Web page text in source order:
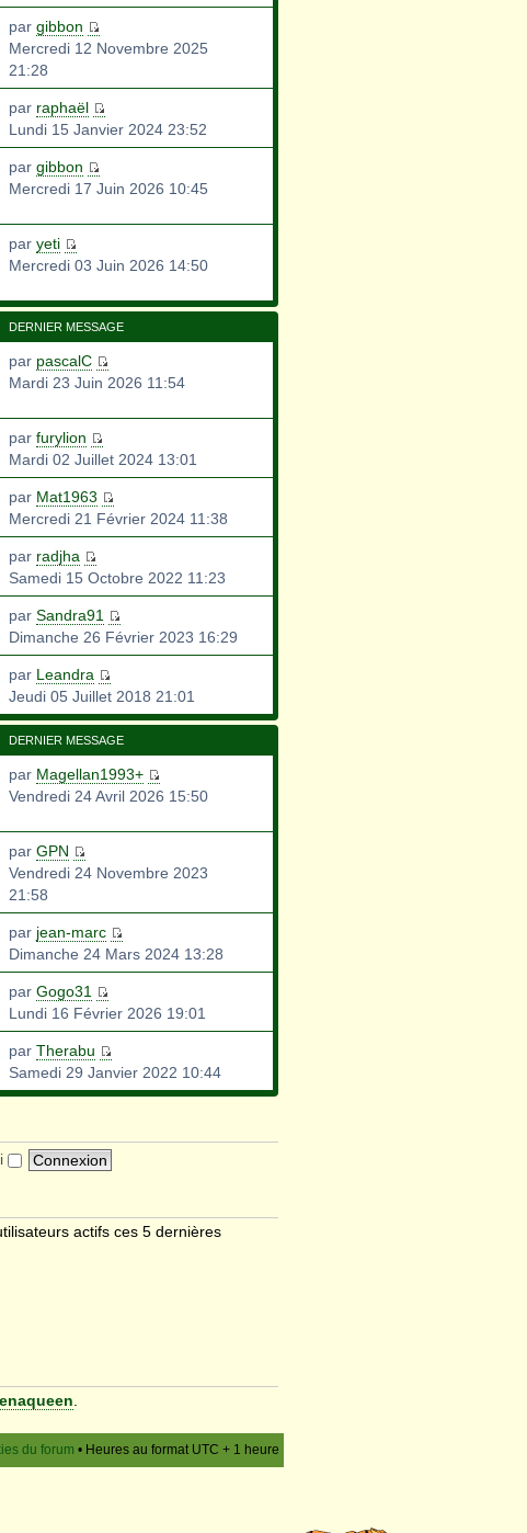
par gibbon
Mercredi 12 Novembre 2025
21:28
par raphaël
Lundi 15 Janvier 2024 23:52
par gibbon
Mercredi 17 Juin 2026 10:45
par yeti
Mercredi 03 Juin 2026 14:50
DERNIER MESSAGE
par pascalC
Mardi 23 Juin 2026 11:54
par furylion
Mardi 02 Juillet 2024 13:01
par Mat1963
Mercredi 21 Février 2024 11:38
par radjha
Samedi 15 Octobre 2022 11:23
par Sandra91
Dimanche 26 Février 2023 16:29
par Leandra
Jeudi 05 Juillet 2018 21:01
DERNIER MESSAGE
par Magellan1993+
Vendredi 24 Avril 2026 15:50
par GPN
Vendredi 24 Novembre 2023
21:58
par jean-marc
Dimanche 24 Mars 2024 13:28
par Gogo31
Lundi 16 Février 2026 19:01
par Therabu
Samedi 29 Janvier 2022 10:44
actifs ces 5 dernières
du forum • Heures au format UTC + 1 heure